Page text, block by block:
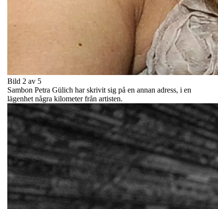
Bild 2 av 5
Sambon Petra Gülich har skrivit sig på en annan adress, i en
lägenhet några kilometer från artisten.